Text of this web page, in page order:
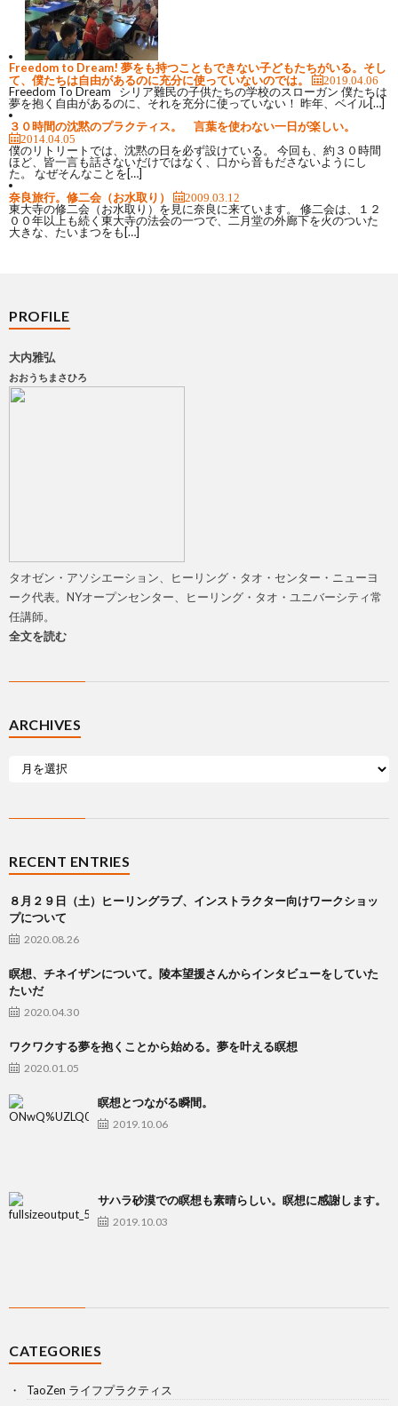
Freedom to Dream! 夢をも持つこともできない子どもたちがいる。そし
て、僕たちは自由があるのに充分に使っていないのでは。
2019.04.06
Freedom To Dream シリア難民の子供たちの学校のスローガン 僕たちは
夢を抱く自由があるのに、それを充分に使っていない！ 昨年、ベイル[…]
３０時間の沈黙のプラクティス。 言葉を使わない一日が楽しい。
2014.04.05
僕のリトリートでは、沈黙の日を必ず設けている。 今回も、約３０時間
ほど、皆一言も話さないだけではなく、口から音もださないようにし
た。 なぜそんなことを[…]
奈良旅行。修二会（お水取り）
2009.03.12
東大寺の修二会（お水取り）を見に奈良に来ています。 修二会は、１２
００年以上も続く東大寺の法会の一つで、二月堂の外廊下を火のついた
大きな、たいまつをも[…]
PROFILE
大内雅弘
おおうちまさひろ
タオゼン・アソシエーション、ヒーリング・タオ・センター・ニューヨ
ーク代表。NYオープンセンター、ヒーリング・タオ・ユニバーシティ常
任講師。
全文を読む
ARCHIVES
RECENT ENTRIES
８月２９日（土）ヒーリングラブ、インストラクター向けワークショッ
プについて
2020.08.26
瞑想、チネイザンについて。陵本望援さんからインタビューをしていた
たいだ
2020.04.30
ワクワクする夢を抱くことから始める。夢を叶える瞑想
2020.01.05
瞑想とつながる瞬間。
2019.10.06
サハラ砂漠での瞑想も素晴らしい。瞑想に感謝します。
2019.10.03
CATEGORIES
TaoZen ライフプラクティス